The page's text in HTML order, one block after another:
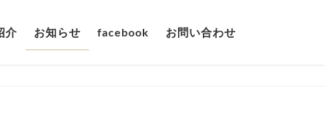
介 お知らせ facebook お問い合わせ